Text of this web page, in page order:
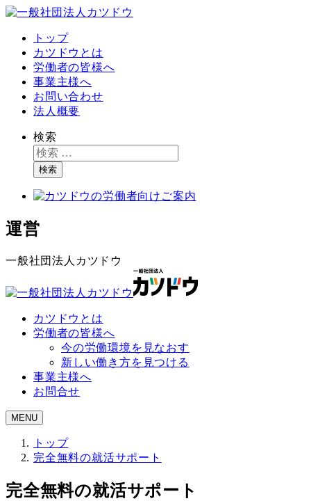
トップ
カツドウとは
労働者の皆様へ
事業主様へ
お問い合わせ
法人概要
検索
検索
運営
一般社団法人カツドウ
カツドウとは
労働者の皆様へ
今の労働環境を見なおす
新しい働き方を見つける
事業主様へ
お問合せ
MENU
トップ
完全無料の就活サポート
完全無料の就活サポート